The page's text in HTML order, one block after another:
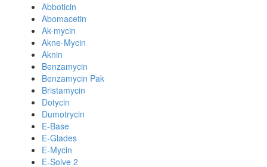
Abboticin
Abomacetin
Ak-mycin
Akne-Mycin
Aknin
Benzamycin
Benzamycin Pak
Bristamycin
Dotycin
Dumotrycin
E-Base
E-Glades
E-Mycin
E-Solve 2